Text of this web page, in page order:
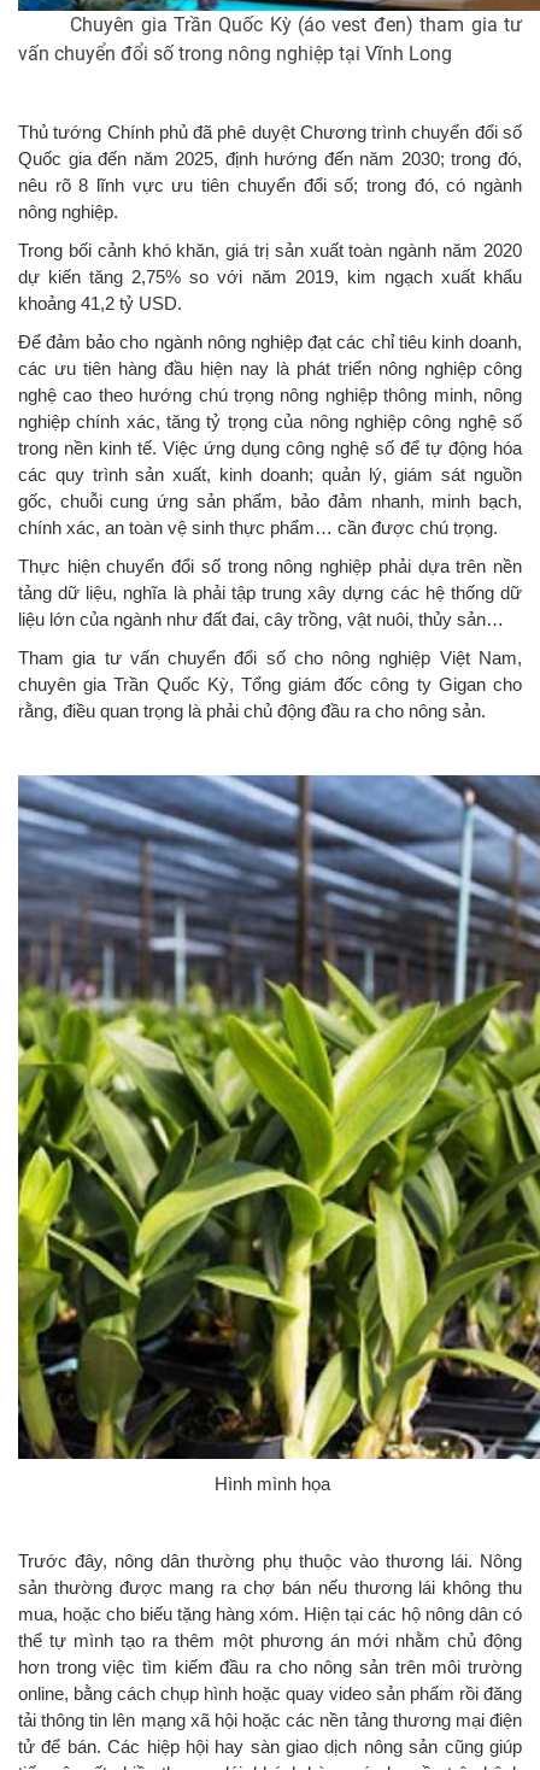
Chuyên gia Trần Quốc Kỳ (áo vest đen) tham gia tư
vấn chuyển đổi số trong nông nghiệp tại Vĩnh Long
Thủ tướng Chính phủ đã phê duyệt Chương trình chuyển đổi số
Quốc gia đến năm 2025, định hướng đến năm 2030; trong đó,
nêu rõ 8 lĩnh vực ưu tiên chuyển đổi số; trong đó, có ngành
nông nghiệp.
Trong bối cảnh khó khăn, giá trị sản xuất toàn ngành năm 2020
dự kiến tăng 2,75% so với năm 2019, kim ngạch xuất khẩu
khoảng 41,2 tỷ USD.
Để đảm bảo cho ngành nông nghiệp đạt các chỉ tiêu kinh doanh,
các ưu tiên hàng đầu hiện nay là phát triển nông nghiệp công
nghệ cao theo hướng chú trọng nông nghiệp thông minh, nông
nghiệp chính xác, tăng tỷ trọng của nông nghiệp công nghệ số
trong nền kinh tế. Việc ứng dụng công nghệ số để tự động hóa
các quy trình sản xuất, kinh doanh; quản lý, giám sát nguồn
gốc, chuỗi cung ứng sản phẩm, bảo đảm nhanh, minh bạch,
chính xác, an toàn vệ sinh thực phẩm… cần được chú trọng.
Thực hiện chuyển đổi số trong nông nghiệp phải dựa trên nền
tảng dữ liệu, nghĩa là phải tập trung xây dựng các hệ thống dữ
liệu lớn của ngành như đất đai, cây trồng, vật nuôi, thủy sản…
Tham gia tư vấn chuyển đổi số cho nông nghiệp Việt Nam,
chuyên gia Trần Quốc Kỳ, Tổng giám đốc công ty Gigan cho
rằng, điều quan trọng là phải chủ động đầu ra cho nông sản.
Hình mình họa
Trước đây, nông dân thường phụ thuộc vào thương lái. Nông
sản thường được mang ra chợ bán nếu thương lái không thu
mua, hoặc cho biếu tặng hàng xóm. Hiện tại các hộ nông dân có
thể tự mình tạo ra thêm một phương án mới nhằm chủ động
hơn trong việc tìm kiếm đầu ra cho nông sản trên môi trường
online, bằng cách chụp hình hoặc quay video sản phẩm rồi đăng
tải thông tin lên mạng xã hội hoặc các nền tảng thương mại điện
tử để bán. Các hiệp hội hay sàn giao dịch nông sản cũng giúp